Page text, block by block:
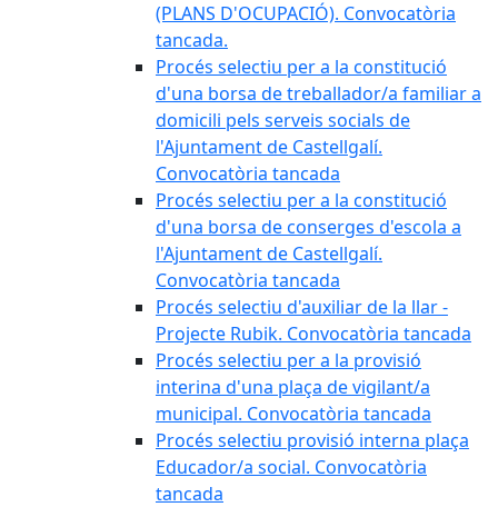
(PLANS D'OCUPACIÓ). Convocatòria
tancada.
Procés selectiu per a la constitució
d'una borsa de treballador/a familiar a
domicili pels serveis socials de
l'Ajuntament de Castellgalí.
Convocatòria tancada
Procés selectiu per a la constitució
d'una borsa de conserges d'escola a
l'Ajuntament de Castellgalí.
Convocatòria tancada
Procés selectiu d'auxiliar de la llar -
Projecte Rubik. Convocatòria tancada
Procés selectiu per a la provisió
interina d'una plaça de vigilant/a
municipal. Convocatòria tancada
Procés selectiu provisió interna plaça
Educador/a social. Convocatòria
tancada